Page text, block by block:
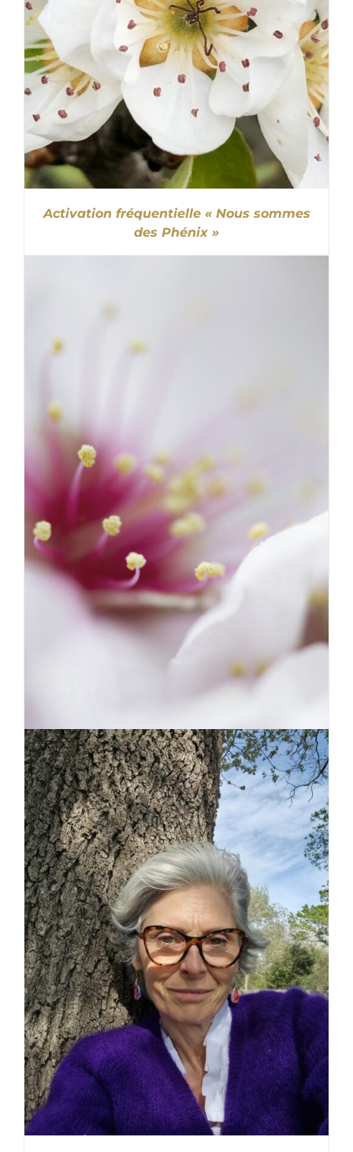
Activation fréquentielle « Nous sommes
des Phénix »
Pratique énergétique quantique et
spirituelle : Au Coeur du Coeur